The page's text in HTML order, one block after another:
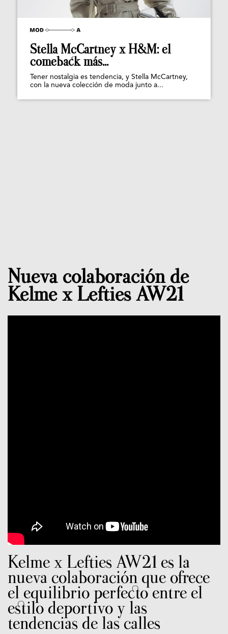
Stella McCartney x H&M: el
comeback más...
Tener nostalgia es tendencia, y Stella McCartney,
con la nueva colección de moda junto a...
Nueva colaboración de
Kelme x Lefties AW21
Kelme x Lefties AW21 es la
nueva colaboración que ofrece
el equilibrio perfecto entre el
estilo deportivo y las
tendencias de las calles